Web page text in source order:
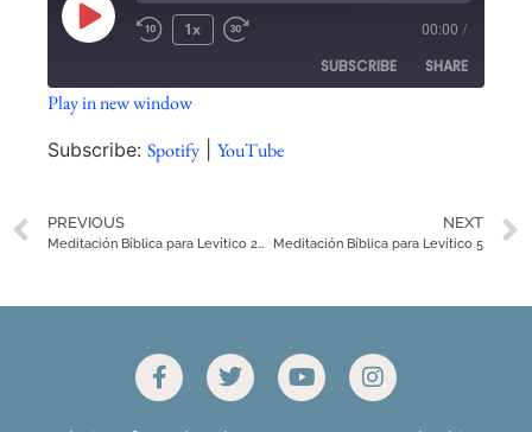
1x 00:00 /
SUBSCRIBE SHARE
SHARE
EMBED
Play in new window
Subscribe: Spotify| YouTube
PREVIOUS
Meditación Bíblica para Levítico 2-3
NEXT
Meditación Bíblica para Levítico 5